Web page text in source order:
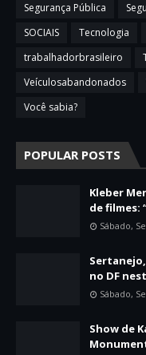
Segurança Pública
SOCIAIS
Tecnologia
trabalhadorbrasileiro
Veículosabandonados
Você sabia?
POPULAR POSTS
Kleber
de filmes:
Sábado,
no DF
Sábado,
Show de